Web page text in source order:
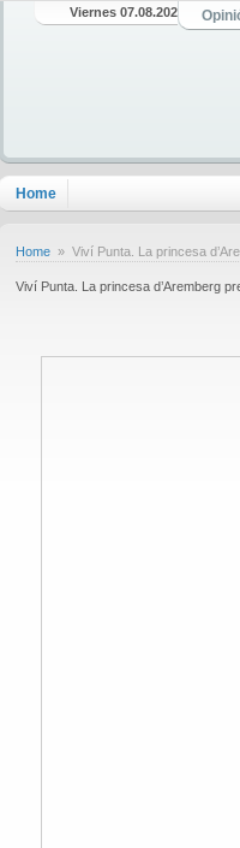
Viernes 07.08.2026
Home
Home » Viví Punta. La princesa
Viví Punta. La princesa d’Aremberg